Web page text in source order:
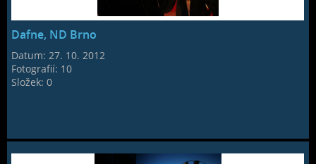
Dafne, ND Brno
Datum: 27. 10. 2012
Fotografií: 10
Složek:0